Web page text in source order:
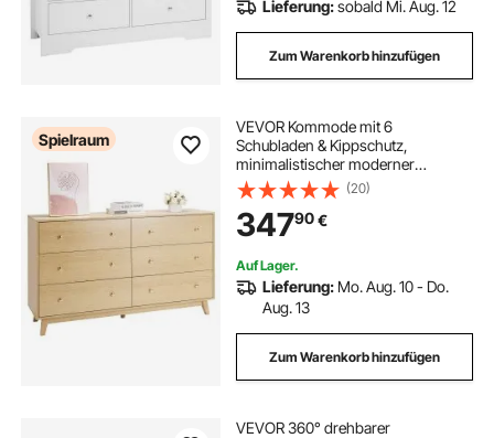
Lieferung:sobald Mi. Aug. 12
Zum Warenkorb hinzufügen
Spielraum
VEVOR Kommode mit 6
Schubladen & Kippschutz,
minimalistischer moderner
Schubladenschrank (39,9 x 137,2 x
81,3 cm) Organizer
Schubladenkommode für
Wohnzimmer Schlafzimmer
Eingangsbereich (helles Holz)
(20)
34790€
Auf Lager.
Lieferung: Mo. Aug. 10 - Do.
Aug. 13
Zum Warenkorb hinzufügen
VEVOR 360° drehbarer